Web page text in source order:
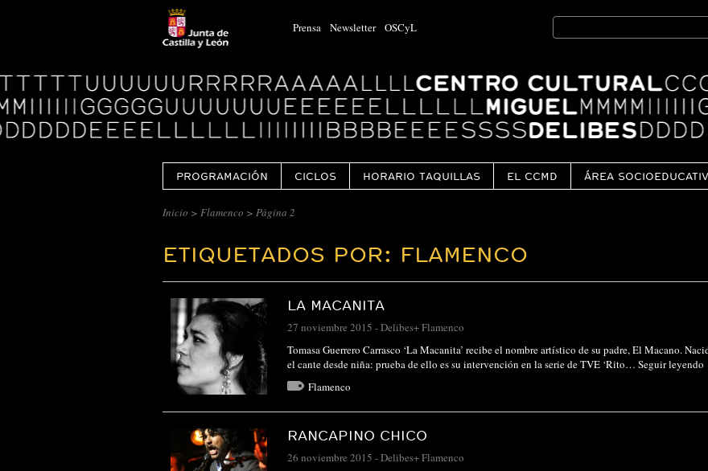
Prensa Newsletter OSCyL
Search
for:
Logo
Centro
Cultural
Miguel
Delibes
PROGRAMACIÓN CICLOS HORARIO TAQUILLAS EL CCMD ÁREA
Inicio > Flamenco > Página 2
ETIQUETADOS POR: FLAMENCO
LA MACANITA
27 noviembre 2015 -Delibes+ Flamenco
Tomasa Guerrero Carrasco ‘La Macanita’ recibe el nombre artístico de su padre, El Macano.
el cante desde niña: prueba de ello es su intervención en la serie de TVE ‘Rito… Seguir leyendo
Flamenco
RANCAPINO CHICO
26 noviembre 2015 -Delibes+ Flamenco